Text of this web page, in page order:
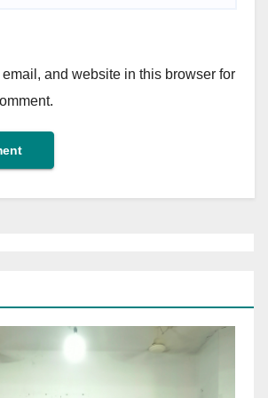
and website in this browser for